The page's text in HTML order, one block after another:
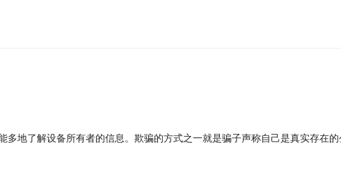
地了解设备所有者的信息。欺骗的方式之一就是骗子声称自己是真实存在的